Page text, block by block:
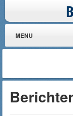
B
MENU